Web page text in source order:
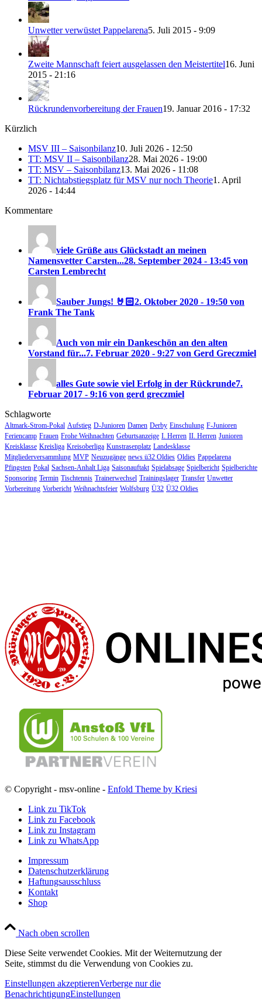
Unwetter verwüstet Pappelarena5. Juli 2015 - 9:09
Zweite Mannschaft feiert ausgelassen den Meistertitel16. Juni
2015 - 21:16
Rückrundenvorbereitung der Frauen19. Januar 2016 - 17:32
Kürzlich
MSV III – Saisonbilanz10. Juli 2026 - 12:50
TT: MSV II – Saisonbilanz28. Mai 2026 - 19:00
TT: MSV – Saisonbilanz13. Mai 2026 - 11:08
TT: Nichtabstiegsplatz für MSV nur noch Theorie1. April
2026 - 14:44
Kommentare
viele Grüße aus Glückstadt an meinen
Namensvetter Carsten...28. September 2024 - 13:45 von
Carsten Lembrecht
Sauber Jungs! 🤘🏻2. Oktober 2020 - 19:50 von
Frank The Tank
Auch von mir ein Dankeschön an den alten
Vorstand für...7. Februar 2020 - 9:27 von Gerd Greczmiel
alles Gute sowie viel Erfolg in der Rückrunde7.
Februar 2017 - 9:16 von gerd greczmiel
Schlagworte
Altmark-Strom-Pokal Aufstieg D-Junioren Damen Derby Einschulung F-Junioren
Feriencamp Frauen Frohe Weihnachten Geburtsanzeige I. Herren II. Herren Junioren
Kreisklasse Kreisliga Kreisoberliga Kunstrasenplatz Landesklasse
Mitgliederversammlung MVP Neuzugänge news ü32 Oldies Oldies Pappelarena
Pfingsten Pokal Sachsen-Anhalt Liga Saisonauftakt Spielabsage Spielbericht Spielberichte
Sponsoring Termin Tischtennis Trainerwechsel Trainingslager Transfer Unwetter
Vorbereitung Vorbericht Weihnachtsfeier Wolfsburg Ü32 Ü32 Oldies
© Copyright - msv-online - Enfold Theme by Kriesi
Link zu TikTok
Link zu Facebook
Link zu Instagram
Link zu WhatsApp
Impressum
Datenschutzerklärung
Haftungsausschluss
Kontakt
Shop
Nach oben scrollen
Diese Seite verwendet Cookies. Mit der Weiternutzung der
Seite, stimmst du die Verwendung von Cookies zu.
Einstellungen akzeptierenVerberge nur die
BenachrichtigungEinstellungen